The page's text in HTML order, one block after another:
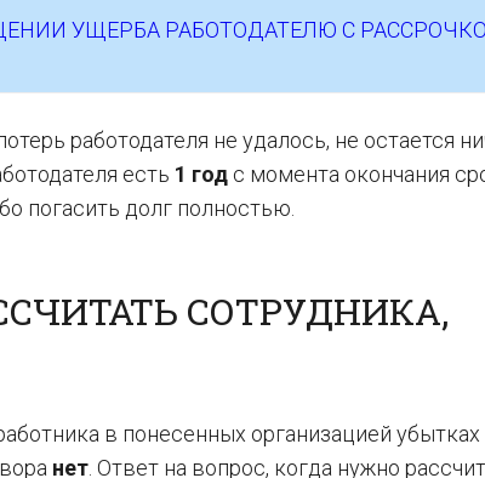
УЩЕРБА РАБОТОДАТЕЛЮ С
работодателя не удалось, не остается
есть 1 год с момента окончания
погасить долг полностью.
СОТРУДНИКА,
в понесенных организацией убытках
нет . Ответ на вопрос, когда нужно